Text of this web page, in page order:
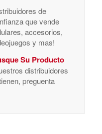
de
que vende
accesorios,
y mas!
Su Producto
distribuidores
preguenta